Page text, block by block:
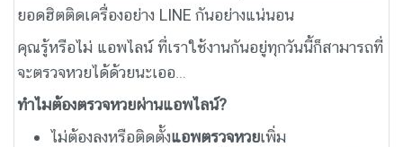
ยอดฮิตติดเครื่องอย่าง LINE กันอย่างแน่นอน
คุณรู้หรือไม่ แอพไลน์ ที่เราใช้งานกันอยู่ทุกวันนี้ก็สามารถที่
จะตรวจหวยได้ด้วยนะเออ…
ทำไมต้องตรวจหวยผ่านแอพไลน์?
ไม่ต้องลงหรือติดตั้งแอพตรวจหวยเพิ่ม